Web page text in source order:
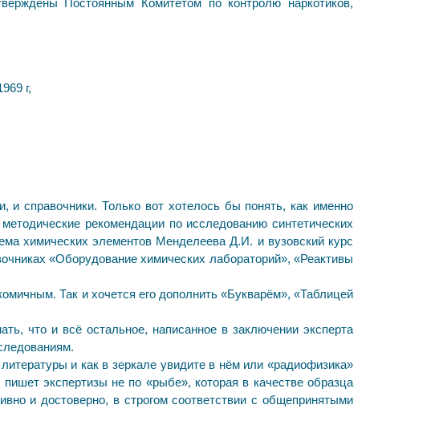
Постоянным Комитетом по контролю наркотиков,
г,
и справочники. Только вот хотелось бы понять, как именно
рекомендации по исследованию синтетических
химических элементов Менделеева Д.И. и вузовский курс
«Оборудование химических лабораторий», «Реактивы
Так и хочется его дополнить «Букварём», «Таблицей
что и всё остальное, написанное в заключении эксперта
и как в зеркале увидите в нём или «радиофизика»
экспертизы не по «рыбе», которая в качестве образца
и достоверно, в строгом соответствии с общепринятыми